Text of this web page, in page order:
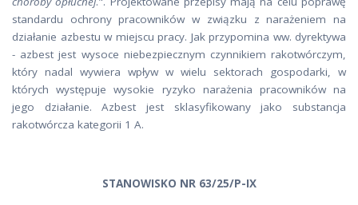
standardu ochrony pracowników w związku z narażeniem na
działanie azbestu w miejscu pracy. Jak przypomina ww. dyrektywa
- azbest jest wysoce niebezpiecznym czynnikiem rakotwórczym,
który nadal wywiera wpływ w wielu sektorach gospodarki, w
których występuje wysokie ryzyko narażenia pracowników na
jego działanie. Azbest jest sklasyfikowany jako substancja
rakotwórcza kategorii 1 A.
STANOWISKO NR 63/25/P-IX